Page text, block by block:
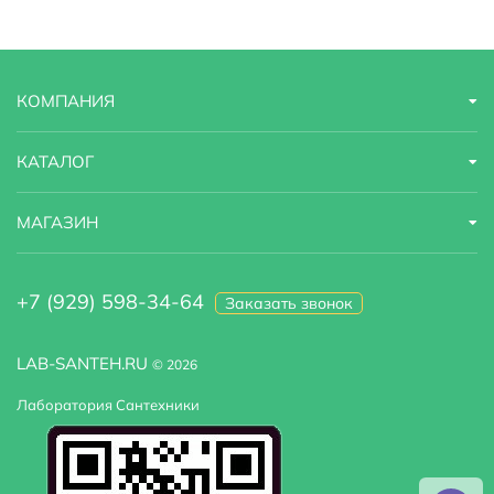
Коллекция Comfort
Управление
Гарантийный срок 1 год
Цвет задних стенок белый
Радио есть
Сиденье есть, одно сиденье
Оснащение термостат
LAB-SANTEH.RU © 2026
Лаборатория Сантехники
КОМПАНИЯ
КАТАЛОГ
МАГАЗИН
+7 (929) 598-34-64 Заказать звонок